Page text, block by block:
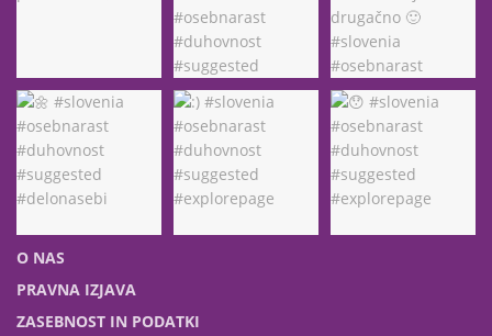
O NAS
PRAVNA IZJAVA
ZASEBNOST IN PODATKI